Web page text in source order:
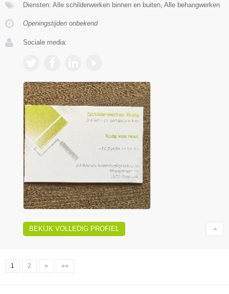
Diensten: Alle schilderwerken binnen en buiten, Alle behangwerken
Openingstijden onbekend
Sociale media:
BEKIJK VOLLEDIG PROFIEL
1 2 » »»